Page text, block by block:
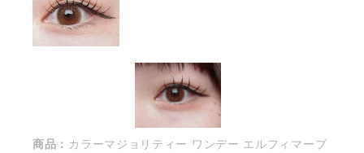
商品： カラーマジョリティー ワンデー エルフィマーブ